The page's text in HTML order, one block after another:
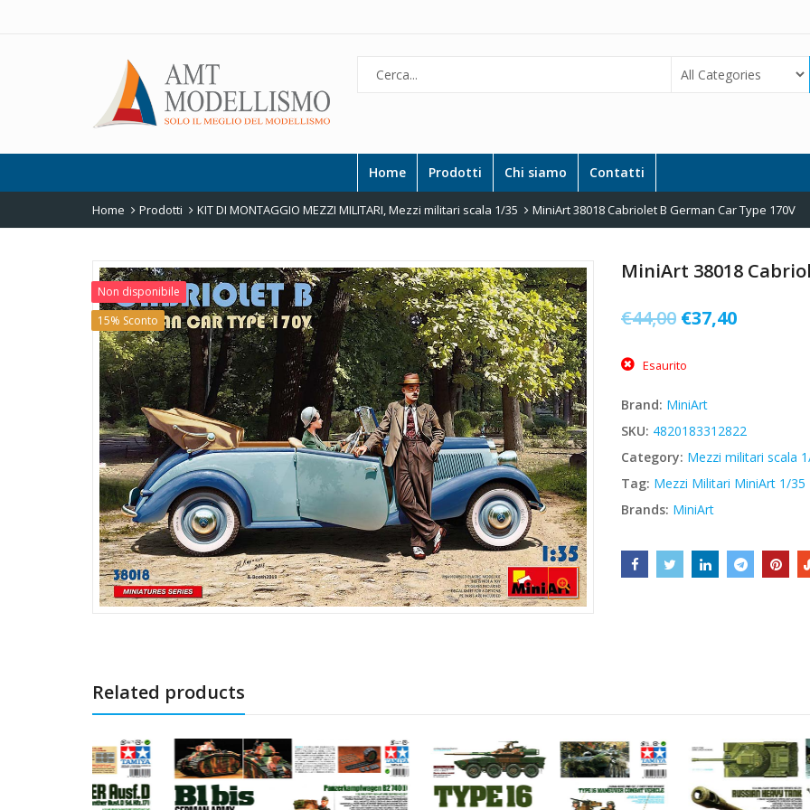
Home Prodotti Chi siamo Contatti
Home Prodotti KIT DI MONTAGGIO MEZZI MILITARI,Mezzi militari scala 1/35 MiniArt 38018 Cabriolet B German Car Type 170V
Non disponibile
15% Sconto
MiniArt 38018
€44,00 Il
originale
era:
€44,00.
€37,40Il
€37,40.
Esaurito
Brand: MiniArt
SKU: 4820183312822
Category: Mezzi militari scala
Tag: Mezzi Militari MiniArt 1/35
Brands: MiniArt
Related products